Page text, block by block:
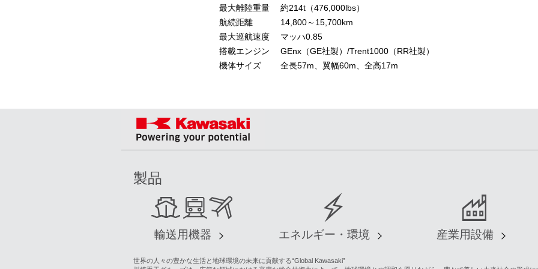
最大離陸重量
約214t（476,000lbs）
航続距離
14,800～15,700km
最大巡航速度
マッハ0.85
搭載エンジン
GEnx（GE社製）/Trent1000（RR社製）
機体サイズ
全長57m、翼幅60m、全高17m
製品
輸送用機器 エネルギー・環境 産業用設備
世界の人々の豊かな生活と地球環境の未来に貢献する“Global Kawasaki”